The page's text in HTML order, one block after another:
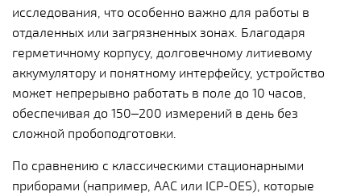
исследования, что особенно важно для работы в
отдаленных или загрязненных зонах. Благодаря
герметичному корпусу, долговечному литиевому
аккумулятору и понятному интерфейсу, устройство
может непрерывно работать в поле до 10 часов,
обеспечивая до 150–200 измерений в день без
сложной пробоподготовки.
По сравнению с классическими стационарными
приборами (например, ААС или ICP-OES), которые